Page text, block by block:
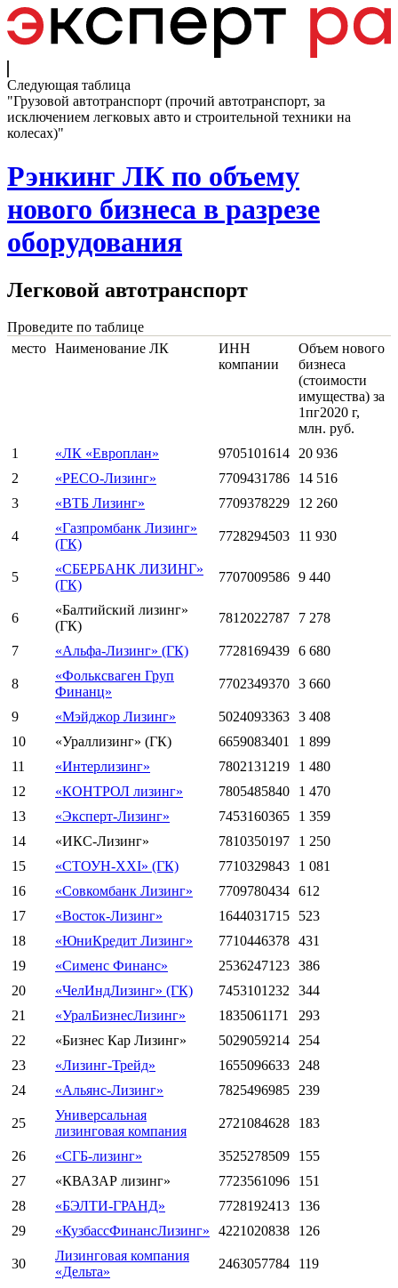
Следующая таблица
"Грузовой автотранспорт (прочий автотранспорт, за
исключением легковых авто и строительной техники на
колесах)"
Рэнкинг ЛК по объему
нового бизнеса в разрезе
оборудования
Легковой автотранспорт
Проведите по таблице
место Наименование ЛК
ИНН
компании
Объем нового
бизнеса
(стоимости
имущества) за
1пг2020 г,
млн. руб.
1
«ЛК «Европлан» 9705101614 20 936
2
«РЕСО-Лизинг» 7709431786
14 516
3
«ВТБ Лизинг» 7709378229 12 260
4
«Газпромбанк Лизинг»
(ГК)
7728294503 11 930
5
«СБЕРБАНК ЛИЗИНГ»
(ГК)
7707009586 9 440
6
«Балтийский лизинг»
(ГК)
7812022787 7 278
7 «Альфа-Лизинг» (ГК) 7728169439 6 680
8
«Фольксваген Груп
Финанц»
7702349370 3 660
9 «Мэйджор Лизинг» 5024093363 3 408
10
«Ураллизинг» (ГК) 6659083401
1 899
11
«Интерлизинг» 7802131219
1 480
12
«КОНТРОЛ лизинг» 7805485840
1 470
13
«Эксперт-Лизинг» 7453160365
1 359
14
«ИКС-Лизинг» 7810350197
1 250
15
«СТОУН-XXI» (ГК) 7710329843
1 081
16
«Совкомбанк Лизинг» 7709780434 612
17
«Восток-Лизинг» 1644031715
523
18
«ЮниКредит Лизинг» 7710446378 431
19
«Сименс Финанс» 2536247123 386
20
«ЧелИндЛизинг» (ГК) 7453101232 344
21
«УралБизнесЛизинг» 1835061171
293
22
«Бизнес Кар Лизинг» 5029059214 254
23
«Лизинг-Трейд» 1655096633 248
24
«Альянс-Лизинг» 7825496985 239
25
Универсальная
лизинговая компания
2721084628 183
26 «СГБ-лизинг» 3525278509
155
27
«КВАЗАР лизинг» 7723561096
151
28
«БЭЛТИ-ГРАНД» 7728192413
136
29
«КузбассФинансЛизинг» 4221020838 126
30
Лизинговая компания
«Дельта»
2463057784 119